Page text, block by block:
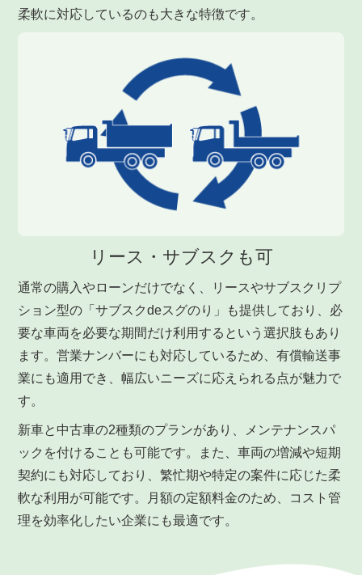
柔軟に対応しているのも大きな特徴です。
リース・サブスクも可
通常の購入やローンだけでなく、リースやサブスクリプ
ション型の「サブスクdeスグのり」も提供しており、必
要な車両を必要な期間だけ利用するという選択肢もあり
ます。営業ナンバーにも対応しているため、有償輸送事
業にも適用でき、幅広いニーズに応えられる点が魅力で
す。
新車と中古車の2種類のプランがあり、メンテナンスパ
ックを付けることも可能です。また、車両の増減や短期
契約にも対応しており、繁忙期や特定の案件に応じた柔
軟な利用が可能です。月額の定額料金のため、コスト管
理を効率化したい企業にも最適です。